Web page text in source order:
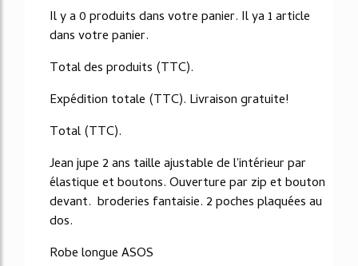
Il y a 0 produits dans votre panier. Il ya 1 article
dans votre panier.
Total des produits (TTC).
Expédition totale (TTC). Livraison gratuite!
Total (TTC).
Jean jupe 2 ans taille ajustable de l'intérieur par
élastique et boutons. Ouverture par zip et bouton
devant. broderies fantaisie. 2 poches plaquées au
dos.
Robe longue ASOS